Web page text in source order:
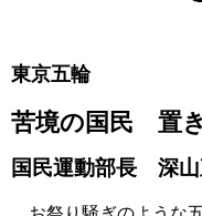
東京五輪
苦境の国民 置
国民運動部長 深山